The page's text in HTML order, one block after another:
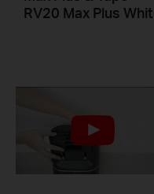
RV20 Max Plus